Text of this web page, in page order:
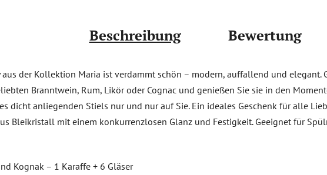
Beschreibung Bewertung
der Kollektion Maria ist verdammt schön – modern, auffallend und elegant.
Branntwein, Rum, Likör oder Cognac und genießen Sie sie in den
dicht anliegenden Stiels nur und nur auf Sie. Ein ideales Geschenk für alle
Bleikristall mit einem konkurrenzlosen Glanz und Festigkeit. Geeignet für
Kognak – 1 Karaffe + 6 Gläser